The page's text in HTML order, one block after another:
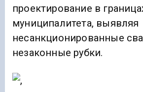
проектирование в
муниципалитета, выявляя
несанкционированные
незаконные рубки.